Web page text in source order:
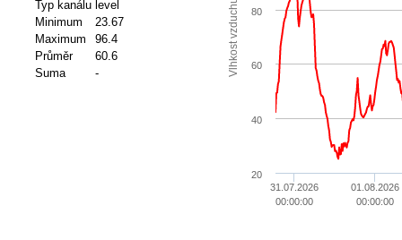
Typ kanálu level
Minimum
23.67
Maximum
96.4
Průměr
60.6
Suma
- Vlhkost vzduchu
31.07.2026
00:00:00
01.08.2026
00:00:00
20
40
60
80